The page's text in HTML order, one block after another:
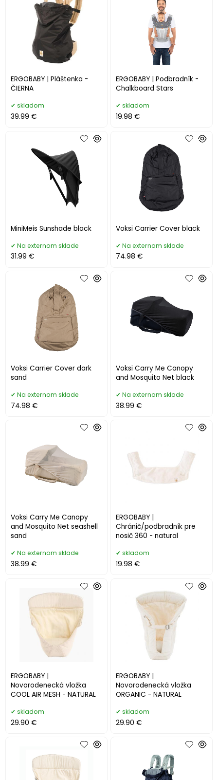
ERGOBABY | Pláštenka -
ČIERNA
skladom
39.99 €
ERGOBABY | Podbradník -
Chalkboard Stars
skladom
19.98 €
MiniMeis Sunshade black
Na externom sklade
31.99 €
Voksi Carrier Cover black
Na externom sklade
74.98 €
Voksi Carrier Cover dark
sand
Na externom sklade
74.98 €
Voksi Carry Me Canopy
and Mosquito Net black
Na externom sklade
38.99 €
Voksi Carry Me Canopy
and Mosquito Net seashell
sand
Na externom sklade
38.99 €
ERGOBABY |
Chránič/podbradník pre
nosič 360 - natural
skladom
19.98 €
ERGOBABY |
Novorodenecká vložka
COOL AIR MESH - NATURAL
skladom
29.90 €
ERGOBABY |
Novorodenecká vložka
ORGANIC - NATURAL
skladom
29.90 €